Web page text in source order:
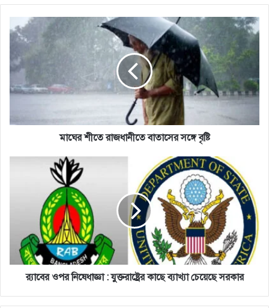
মাঘের
শীতে
বাতাসের
সঙ্গে
বৃষ্টি
মাঘের শীতে রাজধানীতে বাতাসের সঙ্গে বৃষ্টি
ব্যাখ্যা
চেয়েছে
সরকার
র‌্যাবের ওপর নিষেধাজ্ঞা : যুক্তরাষ্ট্রের কাছে ব্যাখ্যা চেয়েছে সরকার